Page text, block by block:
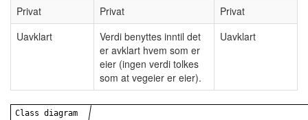
Privat
Privat
Privat
Uavklart
Verdi benyttes inntil det
er avklart hvem som er
eier (ingen verdi tolkes
som at vegeier er eier).
Uavklart